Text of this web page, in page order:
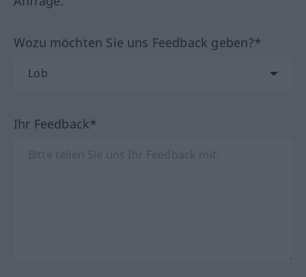
Wozu möchten Sie uns Feedback geben?*
Ihr Feedback*